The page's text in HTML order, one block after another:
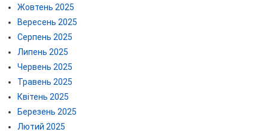
Жовтень 2025
Вересень 2025
Серпень 2025
Липень 2025
Червень 2025
Травень 2025
Квітень 2025
Березень 2025
Лютий 2025